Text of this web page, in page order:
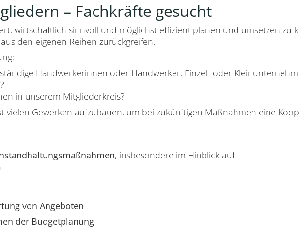
– Fachkräfte gesucht
wirtschaftlich sinnvoll und möglichst effizient planen und umsetzen zu
den eigenen Reihen zurückgreifen.
Handwerkerinnen oder Handwerker, Einzel- oder
in unserem Mitgliederkreis?
vielen Gewerken aufzubauen, um bei zukünftigen Maßnahmen eine
, insbesondere im Hinblick auf
von Angeboten
der Budgetplanung